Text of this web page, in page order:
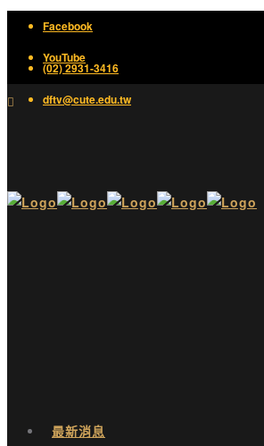
Facebook
YouTube
(02) 2931-3416
dftv@cute.edu.tw
最新消息